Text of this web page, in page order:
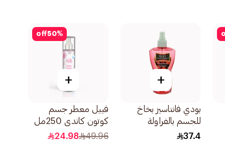
+
بودي فانتاسيز بخاخ
للجسم بالفراولة
236مل
37.4
50%
off
+
فييل معطر جسم
كوتون كاندي 250مل
49.96
24.98